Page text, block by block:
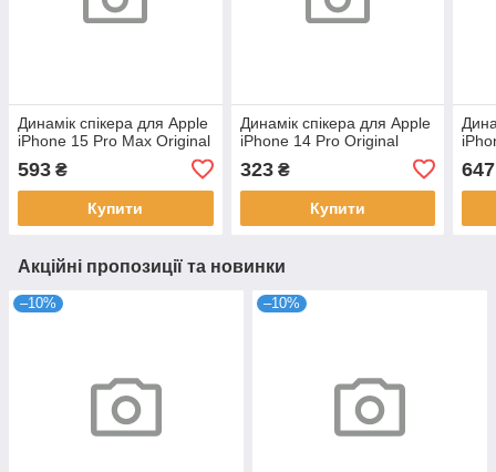
Динамік спікера для Apple
iPhone 15 Pro Max Original
593 ₴
Купити
Динамік спікера для Apple
iPhone 14 Pro Original
323₴
Купити
647
Акційні пропозиції та новинки
–10% –10%